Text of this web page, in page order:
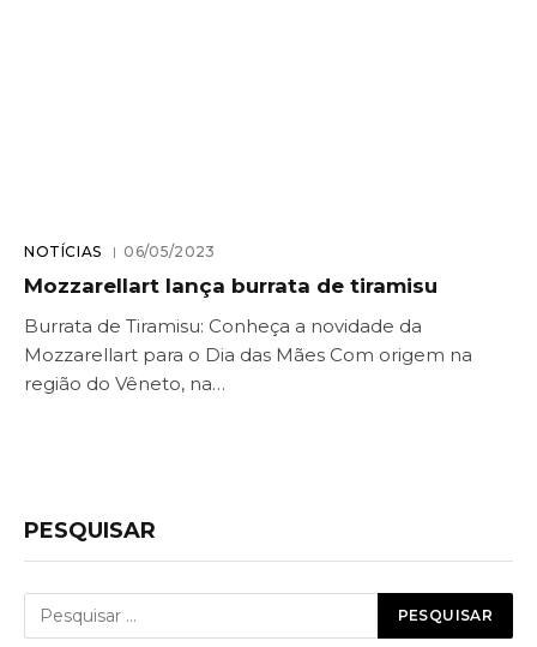
NOTÍCIAS 06/05/2023
Mozzarellart lança burrata de tiramisu
Burrata de Tiramisu: Conheça a novidade da
Mozzarellart para o Dia das Mães Com origem na
região do Vêneto, na…
PESQUISAR